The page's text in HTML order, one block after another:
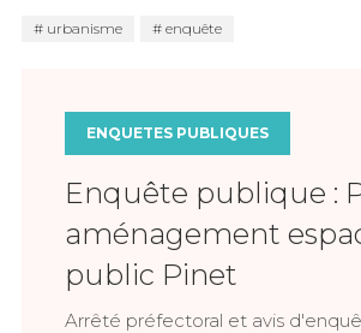
urbanisme enquête
ENQUETES PUBLIQUES
Enquête publique :
aménagement
public Pinet
Arrêté préfectoral et avis